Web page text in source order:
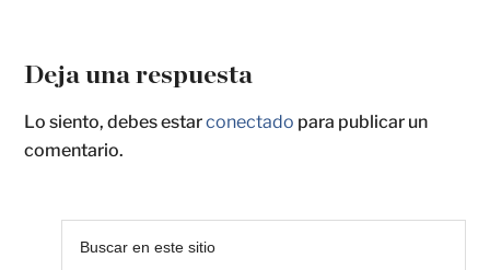
Deja una respuesta
Lo siento, debes estarconectado para publicar un
comentario.